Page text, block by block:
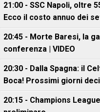
21:00 - SSC Napoli, oltre
Ecco il costo annuo dei
20:45 - Morte Baresi, la
conferenza | VIDEO
20:30 - Dalla Spagna: il
Boca! Prossimi giorni
20:15 - Champions